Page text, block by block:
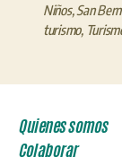
Niños,San
turismo,
Quienes somos
Colaborar